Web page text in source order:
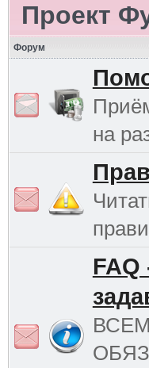
Проект
Форум
на
FAQ